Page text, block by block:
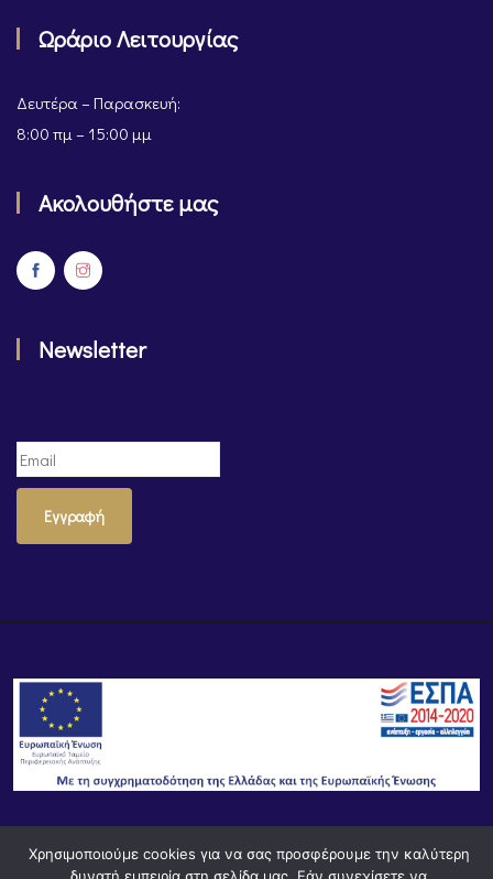
Ωράριο Λειτουργίας
Δευτέρα – Παρασκευή:
8:00 πμ – 15:00 μμ
Ακολουθήστε μας
Newsletter
Εγγραφή
© Powered byKnowledge AE
Χρησιμοποιούμε cookies για να σας προσφέρουμε την καλύτερη